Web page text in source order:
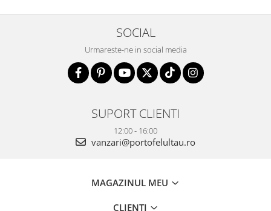
SOCIAL
Urmareste-ne in social media
SUPORT CLIENTI
12:00 - 16:00
vanzari@portofelultau.ro
MAGAZINUL MEU
CLIENTI